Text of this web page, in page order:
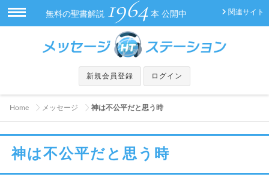
関連サイト
無料の聖書解説 1964 本 公開中
新規会員登録 ログイン
Home メッセージ 神は不公平だと思う時
神は不公平だと思う時